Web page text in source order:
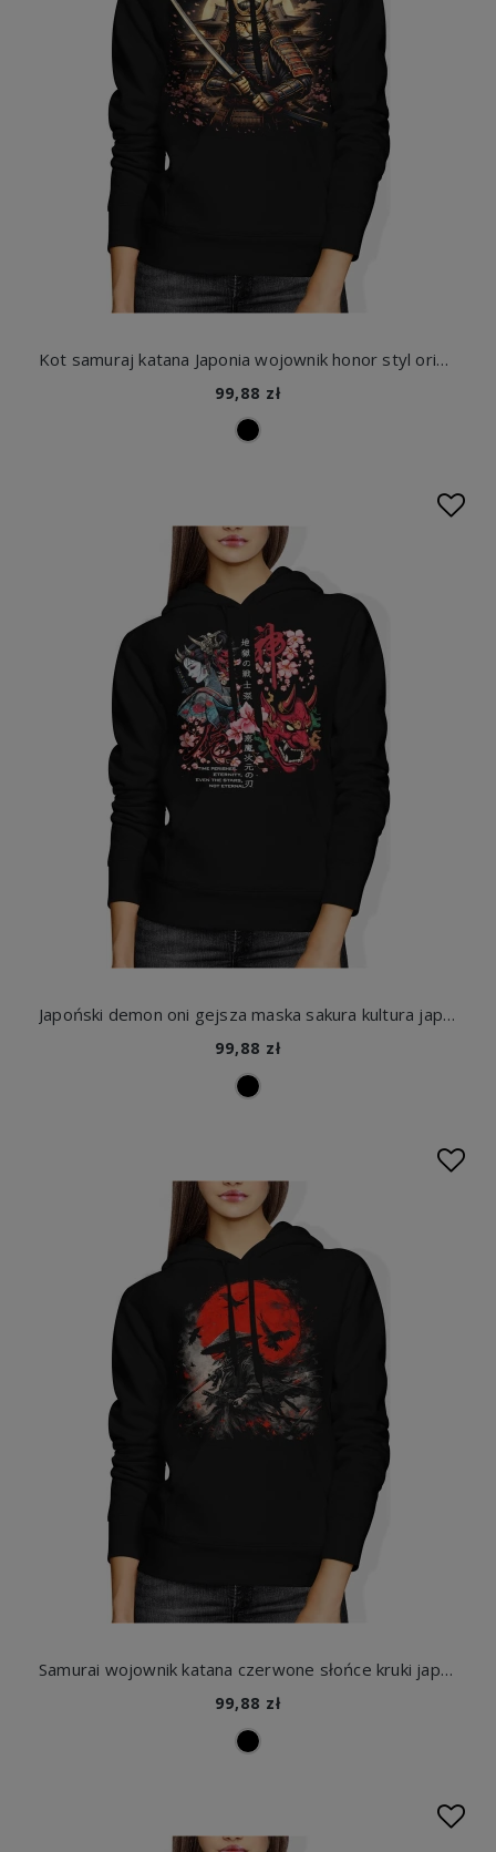
Kot samuraj katana Japonia wojownik honor styl orientalny sztuka walki klimat retro Damska bluza z kapturem
99,88 zł
Japoński demon oni gejsza maska sakura kultura japonia samuraj klimat azjatycki styl artystyczny Damska bluza z kapturem
99,88 zł
Samurai wojownik katana czerwone słońce kruki japonia mrok bushido epicki styl ninja Damska bluza z kapturem
99,88 zł